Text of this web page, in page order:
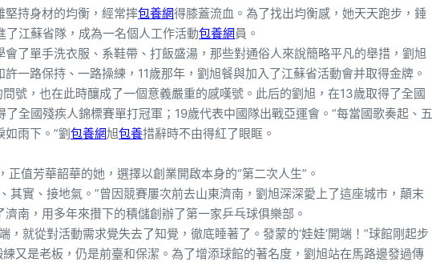
堅持身材的均衡，經常摔包養網得膝蓋流血。為了找出均衡感，她天天跑步，錘
江蘇省隊，成為一名個人工作活動包養網員。
了單手洗衣服、系鞋帶、打飯盛湯，那些對通俗人來說簡略平凡的舉措，劉旭
一路保持、一路操練，11歲那年，劉旭餐與加入了江蘇省活動會并取得金牌。
號，也在此時釀成了一個意義嚴重的感嘆號。此后的劉旭，在13歲取得了全國
全國殘疾人錦標賽單打冠軍；19歲代表中國隊出戰亞運會。“每當國歌奏起、五
如雨下。”劉包養網旭包養措辭時不由得紅了眼眶。
值芳華韶華的她，選擇以創業開啟本身的“第二次人生”。
其實、接地氣。”曾因競賽屢次前去山東濟南，劉旭深深愛上了這座城市，顛末
南，用多年來攢下的積儲創辦了第一家乒乓球俱樂部。
，就從對活動需求覺失去了知覺，徹底睡著了。發蒙的‘娃娃’開端！”球館剛起步
又是老板，仍是前臺和保潔。為了增添球館的著名度，劉旭站在馬路邊發過傳